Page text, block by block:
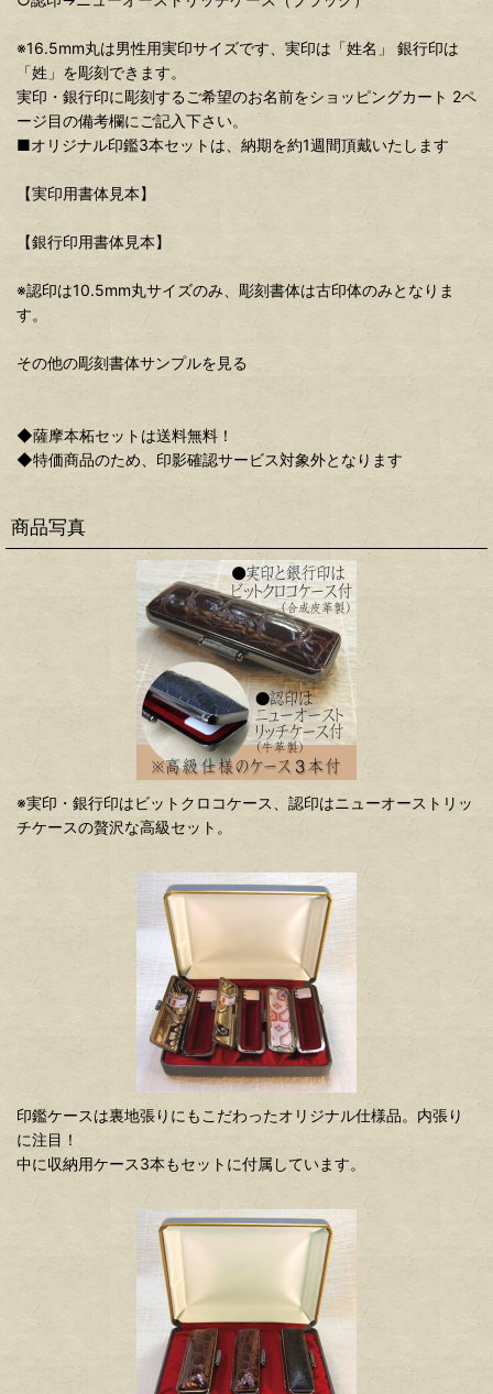
※16.5mm丸は男性用実印サイズです、実印は「姓名」 銀行印は
「姓」を彫刻できます。
実印・銀行印に彫刻するご希望のお名前をショッピングカート 2ペ
ージ目の備考欄にご記入下さい。
■オリジナル印鑑3本セットは、納期を約1週間頂戴いたします
【実印用書体見本】
【銀行印用書体見本】
※認印は10.5mm丸サイズのみ、彫刻書体は古印体のみとなりま
す。
その他の彫刻書体サンプルを見る
◆薩摩本柘セットは送料無料！
◆特価商品のため、印影確認サービス対象外となります
商品写真
※実印・銀行印はビットクロコケース、認印はニューオーストリッ
チケースの贅沢な高級セット。
印鑑ケースは裏地張りにもこだわったオリジナル仕様品。内張り
に注目！
中に収納用ケース3本もセットに付属しています。